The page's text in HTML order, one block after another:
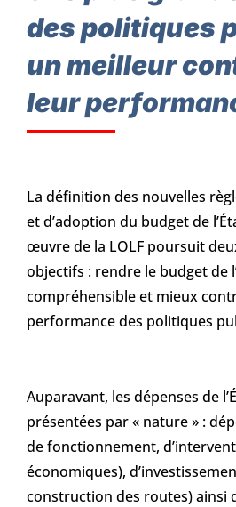
des politiques
un meilleur
leur
La définition des nouvelles
et d’adoption du budget de
œuvre de la LOLF poursuit
objectifs : rendre le budget de
compréhensible et mieux
performance des politiques
Auparavant, les dépenses de
présentées par « nature » :
de fonctionnement,
économiques),
construction des routes) ainsi